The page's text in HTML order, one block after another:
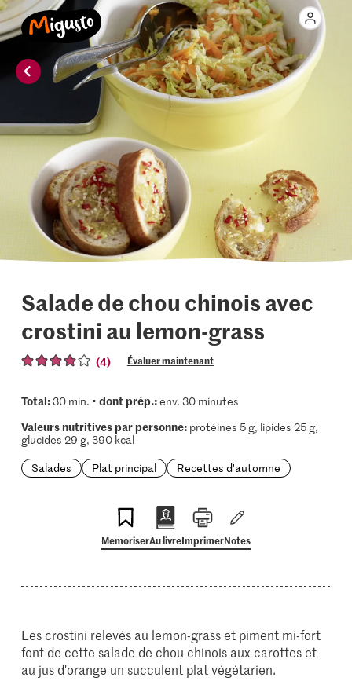
Salade de chou chinois avec
crostini au lemon-grass
(4) Évaluer maintenant
Total:30 min. • dont prép.:env. 30 minutes
Valeurs nutritives par personne:protéines 5 g, lipides 25 g,
glucides 29 g, 390 kcal
Salades
Plat principal Recettes d'automne
MemoriserAu livreImprimerNotes
Les crostini relevés au lemon-grass et piment mi-fort
font de cette salade de chou chinois aux carottes et
au jus d'orange un succulent plat végétarien.